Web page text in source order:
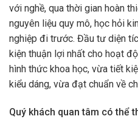
với nghề, qua thời gian hoàn
nguyên liệu quy mô, học hỏi
nghiệp đi trước. Đầu tư diện
kiện thuận lợi nhất cho hoạt
hình thức khoa học, vừa tiết
kiểu dáng, vừa đạt chuẩn về
Quý khách quan tâm có thể